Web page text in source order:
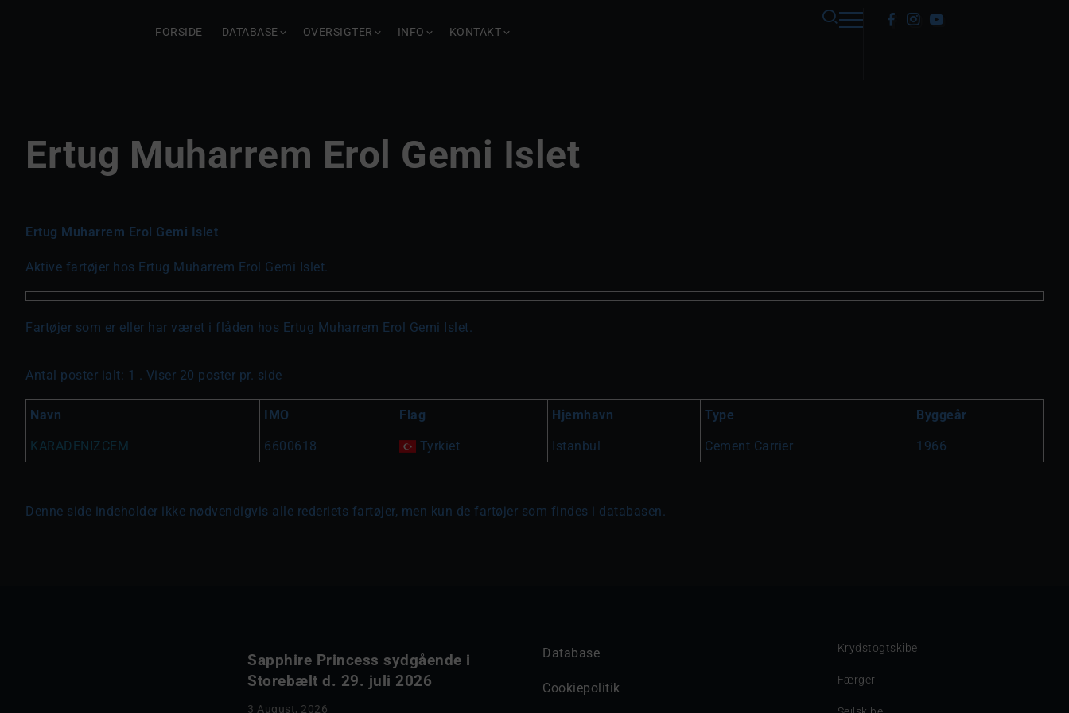
FORSIDE DATABASE OVERSIGTER INFO KONTAKT
Ertug Muharrem Erol Gemi Islet
Ertug Muharrem Erol Gemi Islet
Aktive fartøjer hos Ertug Muharrem Erol Gemi Islet.
Fartøjer som er eller har været i flåden hos Ertug Muharrem Erol Gemi Islet.
Antal poster ialt: 1 . Viser 20 poster pr. side
Navn IMO Flag Hjemhavn Type Byggeår
KARADENIZCEM 6600618 Tyrkiet Istanbul Cement Carrier 1966
Denne side indeholder ikke nødvendigvis alle rederiets fartøjer, men kun de fartøjer som findes i databasen.
Sapphire Princess sydgående i
Storebælt d. 29. juli 2026
3 August, 2026
Database
Cookiepolitik
Krydstogtskibe
Færger